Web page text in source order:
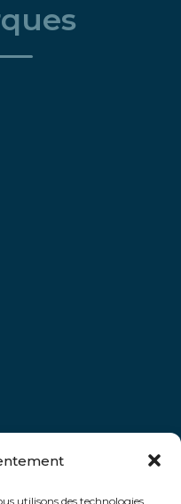
utilisons des technologies